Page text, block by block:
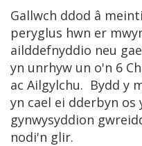
Gallwch ddod â
peryglus hwn er
ailddefnyddio neu
yn unrhyw un o'n 6
ac Ailgylchu. Bydd y
yn cael ei dderbyn os
gynwysyddion
nodi'n glir.